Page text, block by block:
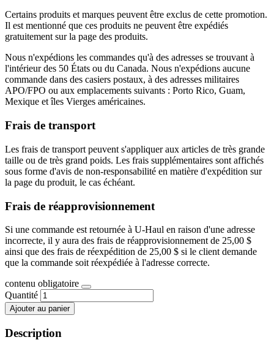
Certains produits et marques peuvent être exclus de cette promotion.
Il est mentionné que ces produits ne peuvent être expédiés
gratuitement sur la page des produits.
Nous n'expédions les commandes qu'à des adresses se trouvant à
l'intérieur des 50 États ou du Canada. Nous n'expédions aucune
commande dans des casiers postaux, à des adresses militaires
APO/FPO ou aux emplacements suivants : Porto Rico, Guam,
Mexique et îles Vierges américaines.
Frais de transport
Les frais de transport peuvent s'appliquer aux articles de très grande
taille ou de très grand poids. Les frais supplémentaires sont affichés
sous forme d'avis de non-responsabilité en matière d'expédition sur
la page du produit, le cas échéant.
Frais de réapprovisionnement
Si une commande est retournée à U-Haul en raison d'une adresse
incorrecte, il y aura des frais de réapprovisionnement de 25,00 $
ainsi que des frais de réexpédition de 25,00 $ si le client demande
que la commande soit réexpédiée à l'adresse correcte.
contenu obligatoire
Quantité
Ajouter au panier
Description